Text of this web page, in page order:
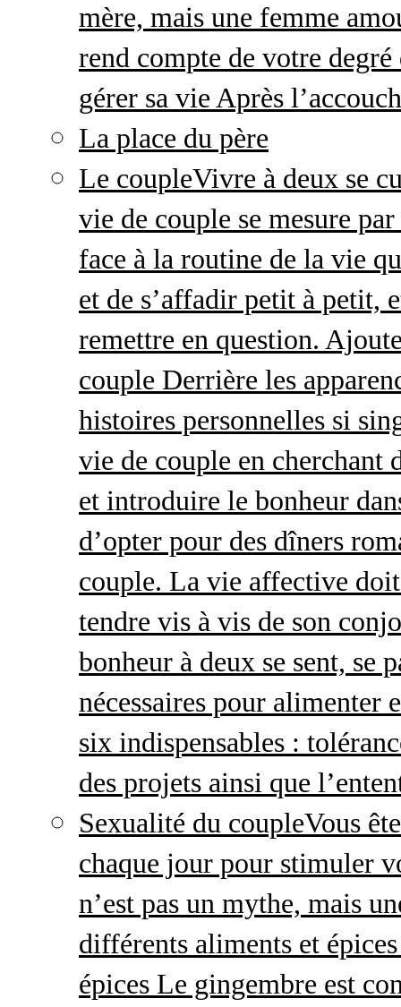
mère, mais une femme
rend compte de votre
gérer sa vie Après
La place du père
Le coupleVivre à deux se
vie de couple se mesure
face à la routine de la vie
et de s’affadir petit à petit,
remettre en question.
couple Derrière les
histoires personnelles si
vie de couple en cherchant
et introduire le bonheur
d’opter pour des dîners
couple. La vie affective
tendre vis à vis de son
bonheur à deux se sent, se
nécessaires pour alimenter
six indispensables :
des projets ainsi que
Sexualité du coupleVous
chaque jour pour stimuler
n’est pas un mythe, mais
différents aliments et
épices Le gingembre est